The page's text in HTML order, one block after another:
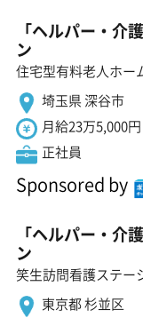
「ヘルパー・介
ン
住宅型有料老人ホー
埼玉県 深谷市
月給23万5,000
正社員
Sponsored by
「ヘルパー・介
ン
笑生訪問看護ステー
東京都 杉並区